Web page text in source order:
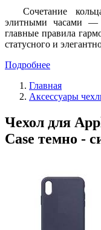
Сочетание
элитными часами —
главные правила
статусного и
Подробнее
Главная
Аксессуары
Чехол для
Case темно -